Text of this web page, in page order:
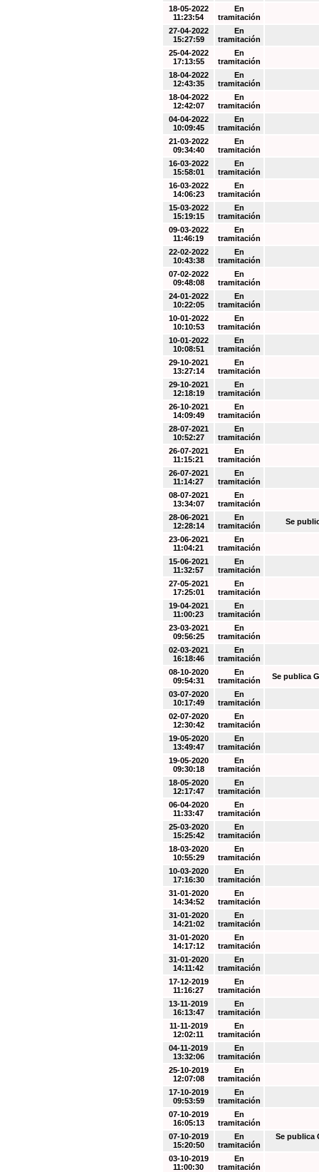
18-05-2022
11:23:54
En
tramitación
27-04-2022
15:27:59
En
tramitación
25-04-2022
17:13:55
En
tramitación
18-04-2022
12:43:35
En
tramitación
18-04-2022
12:42:07
En
tramitación
04-04-2022
10:09:45
En
tramitación
21-03-2022
09:34:40
En
tramitación
16-03-2022
15:58:01
En
tramitación
16-03-2022
14:06:23
En
tramitación
15-03-2022
15:19:15
En
tramitación
09-03-2022
11:46:19
En
tramitación
22-02-2022
10:43:38
En
tramitación
07-02-2022
09:48:08
En
tramitación
24-01-2022
10:22:05
En
tramitación
10-01-2022
10:10:53
En
tramitación
10-01-2022
10:08:51
En
tramitación
29-10-2021
13:27:14
En
tramitación
29-10-2021
12:18:19
En
tramitación
26-10-2021
14:09:49
En
tramitación
28-07-2021
10:52:27
En
tramitación
26-07-2021
11:15:21
En
tramitación
26-07-2021
11:14:27
En
tramitación
08-07-2021
13:34:07
En
tramitación
28-06-2021
12:28:14
En
tramitación
Se
23-06-2021
11:04:21
En
tramitación
15-06-2021
11:32:57
En
tramitación
27-05-2021
17:25:01
En
tramitación
19-04-2021
11:00:23
En
tramitación
23-03-2021
09:56:25
En
tramitación
02-03-2021
16:18:46
En
tramitación
08-10-2020
09:54:31
En
tramitación
Se publica
03-07-2020
10:17:49
En
tramitación
02-07-2020
12:30:42
En
tramitación
19-05-2020
13:49:47
En
tramitación
19-05-2020
09:30:18
En
tramitación
18-05-2020
12:17:47
En
tramitación
06-04-2020
11:33:47
En
tramitación
25-03-2020
15:25:42
En
tramitación
18-03-2020
10:55:29
En
tramitación
10-03-2020
17:16:30
En
tramitación
31-01-2020
14:34:52
En
tramitación
31-01-2020
14:21:02
En
tramitación
31-01-2020
14:17:12
En
tramitación
31-01-2020
14:11:42
En
tramitación
17-12-2019
11:16:27
En
tramitación
13-11-2019
16:13:47
En
tramitación
11-11-2019
12:02:11
En
tramitación
04-11-2019
13:32:06
En
tramitación
25-10-2019
12:07:08
En
tramitación
17-10-2019
09:53:59
En
tramitación
07-10-2019
16:05:13
En
tramitación
07-10-2019
15:20:50
En
tramitación
Se publica
03-10-2019
11:00:30
En
tramitación